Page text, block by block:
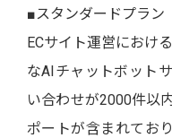
■スタンダードプラン
ECサイト運営におけ
なAIチャットボット
い合わせが2000件以
ポートが含まれてお